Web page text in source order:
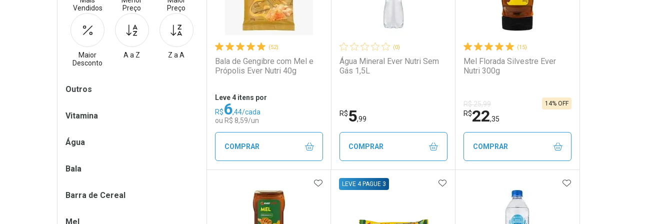
(52)
Bala de Gengibre com Mel e
Própolis Ever Nutri 40g
Leve 4 itens por
R$6,44/cada
ou R$ 8,59/un
COMPRAR
FECHAR
Laboratório
FECHAR
Por Menos
(0)
Água Mineral Ever Nutri Sem
Gás 1,5L
R$5,99
COMPRAR
FECHAR
FECHAR
(15)
Mel Florada Silvestre Ever
Nutri 300g
R$ 25,99
R$22,35
14% OFF
COMPRAR
FECHAR
Laboratório
FECHAR
Por Menos
ADICIONAR AOS FAVORITOS
LEVE 4 PAGUE 3 ADICIONAR AOS FAVORITOS ADICIONAR AOS
Vendidos
Preço
Preço
Maior
Desconto
A a Z Z a A
Filtros
Outros
Vitamina
Água
Bala
Barra de Cereal
Mel